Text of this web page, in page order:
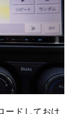
ードしておけ